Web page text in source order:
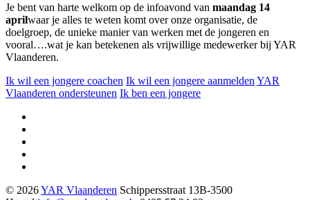
Je bent van harte welkom op de infoavond van maandag 14
aprilwaar je alles te weten komt over onze organisatie, de
doelgroep, de unieke manier van werken met de jongeren en
vooral….wat je kan betekenen als vrijwillige medewerker bij YAR
Vlaanderen.
Ik wil een jongere coachen Ik wil een jongere aanmelden YAR
Vlaanderen ondersteunen Ik ben een jongere
© 2026YAR Vlaanderen Schippersstraat 13B-3500